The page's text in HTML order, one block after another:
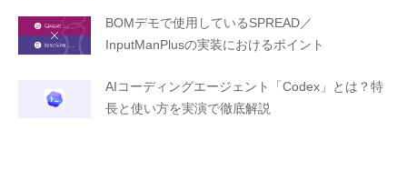
BOMデモで使用しているSPREAD／
InputManPlusの実装におけるポイント
AIコーディングエージェント「Codex」とは？特
長と使い方を実演で徹底解説